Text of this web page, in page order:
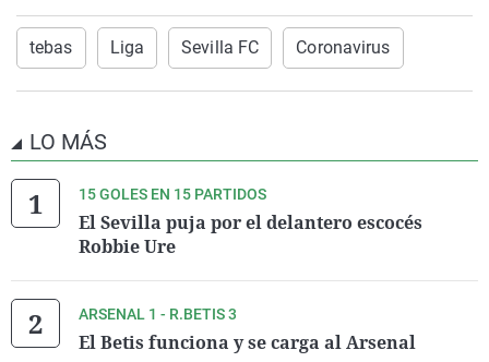
tebas Liga Sevilla FC Coronavirus
LO MÁS
15 GOLES EN 15 PARTIDOS
El Sevilla puja por el delantero escocés
Robbie Ure
ARSENAL 1 - R.BETIS 3
El Betis funciona y se carga al Arsenal